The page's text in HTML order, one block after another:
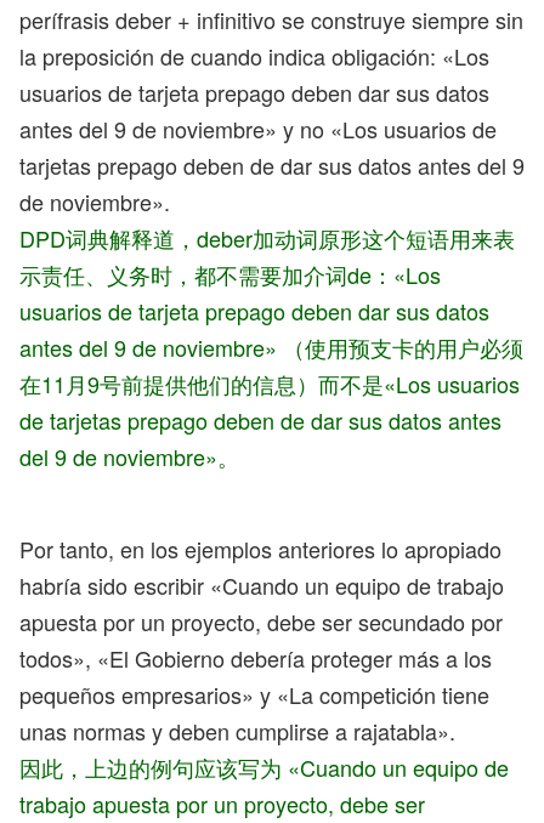
perífrasis deber + infinitivo se construye siempre sin
la preposición de cuando indica obligación: «Los
usuarios de tarjeta prepago deben dar sus datos
antes del 9 de noviembre» y no «Los usuarios de
tarjetas prepago deben de dar sus datos antes del 9
de noviembre».
DPD词典解释道，deber加动词原形这个短语用来表
示责任、义务时，都不需要加介词de：«Los
usuarios de tarjeta prepago deben dar sus datos
antes del 9 de noviembre» （使用预支卡的用户必须
在11月9号前提供他们的信息）而不是«Los usuarios
de tarjetas prepago deben de dar sus datos antes
del 9 de noviembre»。
Por tanto, en los ejemplos anteriores lo apropiado
habría sido escribir «Cuando un equipo de trabajo
apuesta por un proyecto, debe ser secundado por
todos», «El Gobierno debería proteger más a los
pequeños empresarios» y «La competición tiene
unas normas y deben cumplirse a rajatabla».
因此，上边的例句应该写为 «Cuando un equipo de
trabajo apuesta por un proyecto, debe ser